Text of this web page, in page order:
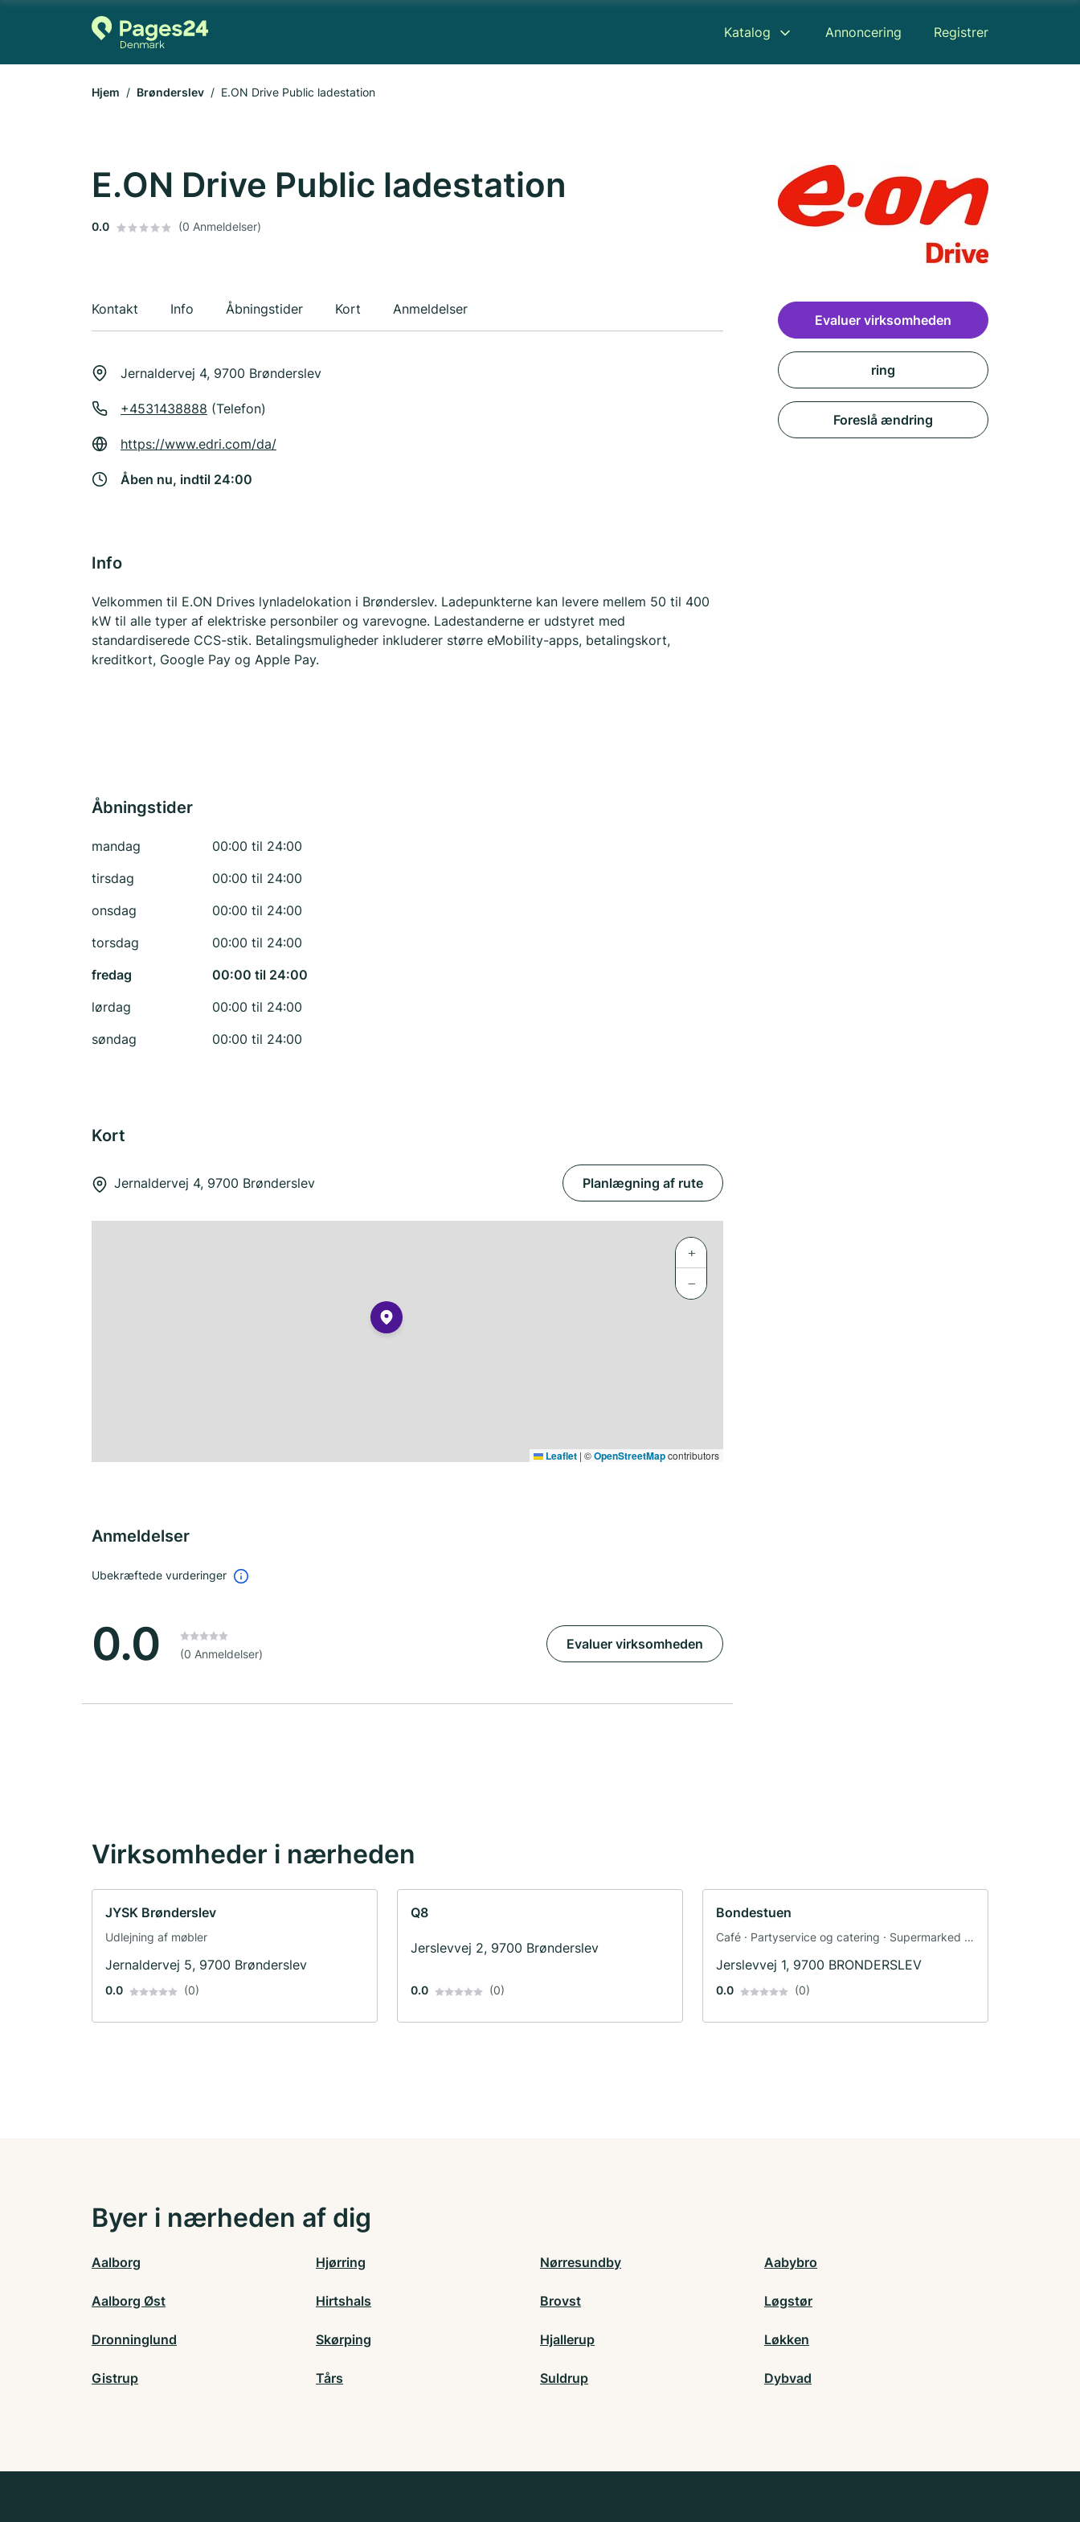
Katalog Annoncering Registrer
Hjem Brønderslev E.ON Drive Public ladestation
E.ON Drive Public ladestation
0.0 (0 Anmeldelser)
Kontakt Info Åbningstider Kort Anmeldelser
Jernaldervej 4, 9700 Brønderslev
+4531438888 (Telefon)
https://www.edri.com/da/
Åben nu, indtil 24:00
Info
Velkommen til E.ON Drives lynladelokation i Brønderslev. Ladepunkterne kan levere mellem 50 til 400
kW til alle typer af elektriske personbiler og varevogne. Ladestanderne er udstyret med
standardiserede CCS-stik. Betalingsmuligheder inkluderer større eMobility-apps, betalingskort,
kreditkort, Google Pay og Apple Pay.
Åbningstider
mandag
00:00 til 24:00
tirsdag
00:00 til 24:00
onsdag
00:00 til 24:00
torsdag
00:00 til 24:00
fredag
00:00 til 24:00
lørdag
00:00 til 24:00
søndag
00:00 til 24:00
Kort
Jernaldervej 4, 9700 Brønderslev Planlægning af rute
+
−
Leaflet | ©OpenStreetMapcontributors
Anmeldelser
Ubekræftede vurderinger
0.0 (0 Anmeldelser)
Evaluer virksomheden
Evaluer virksomheden
ring
Foreslå ændring
Virksomheder i nærheden
JYSK Brønderslev
Udlejning af møbler
Jernaldervej 5, 9700 Brønderslev
0.0 (0)
Q8
Jerslevvej 2, 9700 Brønderslev
0.0 (0)
Bondestuen
Café · Partyservice og catering · Supermarked ·
Jerslevvej 1, 9700 BRONDERSLEV
0.0 (0)
Byer i nærheden af dig
Aalborg Hjørring Nørresundby Aabybro
Aalborg Øst Hirtshals Brovst Løgstør
Dronninglund Skørping Hjallerup Løkken
Gistrup Tårs Suldrup Dybvad